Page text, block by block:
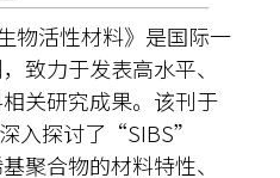
物活性材料》是国际一
致力于发表高水平、
关研究成果。该刊于
入探讨了“SIBS”
聚合物的材料特性、